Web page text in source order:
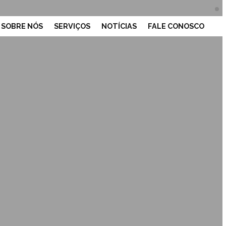
SOBRE NÓS SERVIÇOS NOTÍCIAS FALE CONOSCO